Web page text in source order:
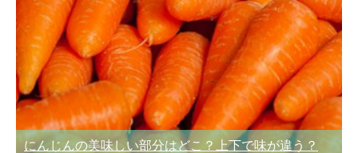
にんじんの美味しい部分はどこ？上下で味が違う？